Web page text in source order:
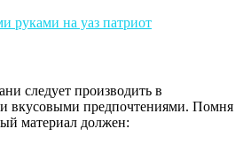
следует производить в
вкусовыми предпочтениями. Помня
материал должен: